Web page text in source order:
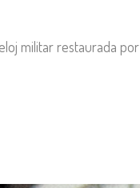
militar restaurada por